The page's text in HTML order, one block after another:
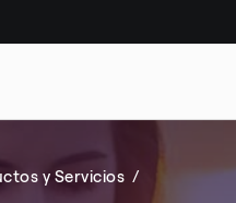
y Servicios